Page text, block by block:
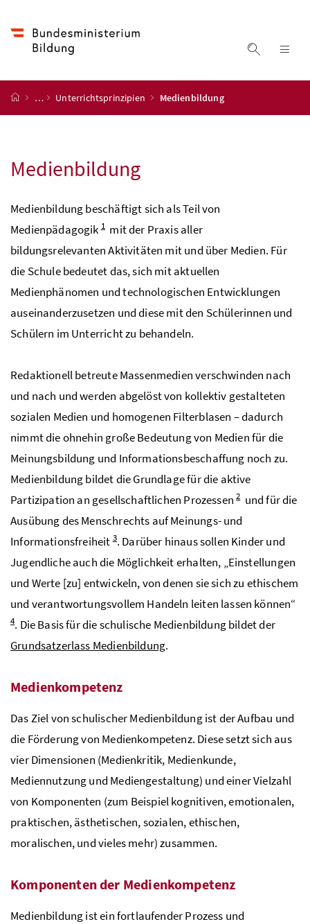
Suche
Startseite
… Unterrichtsprinzipien Medienbildung
Medienbildung
Medienbildung beschäftigt sich als Teil von
Medienpädagogik1 mit der Praxis aller
bildungsrelevanten Aktivitäten mit und über Medien. Für
die Schule bedeutet das, sich mit aktuellen
Medienphänomen und technologischen Entwicklungen
auseinanderzusetzen und diese mit den Schülerinnen und
Schülern im Unterricht zu behandeln.
Redaktionell betreute Massenmedien verschwinden nach
und nach und werden abgelöst von kollektiv gestalteten
sozialen Medien und homogenen Filterblasen – dadurch
nimmt die ohnehin große Bedeutung von Medien für die
Meinungsbildung und Informationsbeschaffung noch zu.
Medienbildung bildet die Grundlage für die aktive
Partizipation an gesellschaftlichen Prozessen2und für die
Ausübung des Menschrechts auf Meinungs- und
Informationsfreiheit3. Darüber hinaus sollen Kinder und
Jugendliche auch die Möglichkeit erhalten, „Einstellungen
und Werte [zu] entwickeln, von denen sie sich zu ethischem
und verantwortungsvollem Handeln leiten lassen können“
4. Die Basis für die schulische Medienbildung bildet der
Grundsatzerlass Medienbildung.
Medienkompetenz
Das Ziel von schulischer Medienbildung ist der Aufbau und
die Förderung von Medienkompetenz. Diese setzt sich aus
vier Dimensionen (Medienkritik, Medienkunde,
Mediennutzung und Mediengestaltung) und einer Vielzahl
von Komponenten (zum Beispiel kognitiven, emotionalen,
praktischen, ästhetischen, sozialen, ethischen,
moralischen, und vieles mehr) zusammen.
Komponenten der Medienkompetenz
Medienbildung ist ein fortlaufender Prozess und